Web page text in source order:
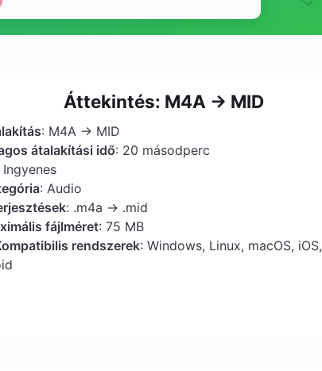
Áttekintés: M4A → MID
: M4A → MID
átalakítási idő: 20 másodperc
Ingyenes
: Audio
: .m4a → .mid
fájlméret: 75 MB
rendszerek: Windows, Linux, macOS, iOS,